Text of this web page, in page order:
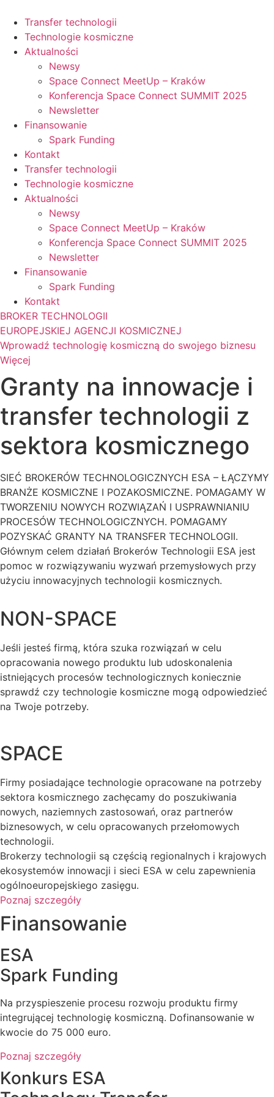
treści
Transfer technologii
Technologie kosmiczne
Aktualności
Newsy
Space Connect MeetUp – Kraków
Konferencja Space Connect SUMMIT 2025
Newsletter
Finansowanie
Spark Funding
Kontakt
Transfer technologii
Technologie kosmiczne
Aktualności
Newsy
Space Connect MeetUp – Kraków
Konferencja Space Connect SUMMIT 2025
Newsletter
Finansowanie
Spark Funding
Kontakt
BROKER TECHNOLOGII
EUROPEJSKIEJ AGENCJI KOSMICZNEJ
Wprowadź technologię kosmiczną do swojego biznesu
Więcej
Granty na innowacje i
transfer technologii z
sektora kosmicznego
SIEĆ BROKERÓW TECHNOLOGICZNYCH ESA – ŁĄCZYMY
BRANŻE KOSMICZNE I POZAKOSMICZNE. POMAGAMY W
TWORZENIU NOWYCH ROZWIĄZAŃ I USPRAWNIANIU
PROCESÓW TECHNOLOGICZNYCH. POMAGAMY
POZYSKAĆ GRANTY NA TRANSFER TECHNOLOGII.
Głównym celem działań Brokerów Technologii ESA jest
pomoc w rozwiązywaniu wyzwań przemysłowych przy
użyciu innowacyjnych technologii kosmicznych.
NON-SPACE
Jeśli jesteś firmą, która szuka rozwiązań w celu
opracowania nowego produktu lub udoskonalenia
istniejących procesów technologicznych koniecznie
sprawdź czy technologie kosmiczne mogą odpowiedzieć
na Twoje potrzeby.
SPACE
Firmy posiadające technologie opracowane na potrzeby
sektora kosmicznego zachęcamy do poszukiwania
nowych, naziemnych zastosowań, oraz partnerów
biznesowych, w celu opracowanych przełomowych
technologii.
Brokerzy technologii są częścią regionalnych i krajowych
ekosystemów innowacji i sieci ESA w celu zapewnienia
ogólnoeuropejskiego zasięgu.
Poznaj szczegóły
Finansowanie
ESA
Spark Funding
Na przyspieszenie procesu rozwoju produktu firmy
integrującej technologię kosmiczną. Dofinansowanie w
kwocie do 75 000 euro.
Poznaj szczegóły
Konkurs ESA